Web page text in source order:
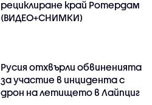
рециклиране край Ротердам
(ВИДЕО+СНИМКИ)
Русия отхвърли обвиненията
за участие в инцидента с
дрон на летището в Лайпциг